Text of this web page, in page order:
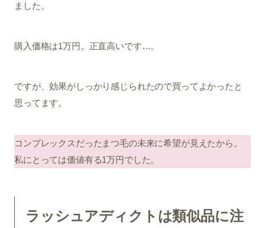
ました。
購入価格は1万円。正直高いです…。
ですが、効果がしっかり感じられたので買ってよかったと
思ってます。
コンプレックスだったまつ毛の未来に希望が見えたから。
私にとっては価値有る1万円でした。
ラッシュアディクトは類似品に注